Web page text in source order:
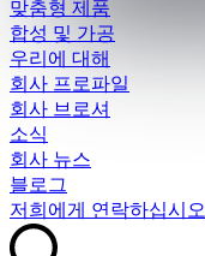
맞춤형 제품
합성 및 가공
우리에 대해
회사 프로파일
회사 브로셔
소식
회사 뉴스
블로그
저희에게 연락하십시오